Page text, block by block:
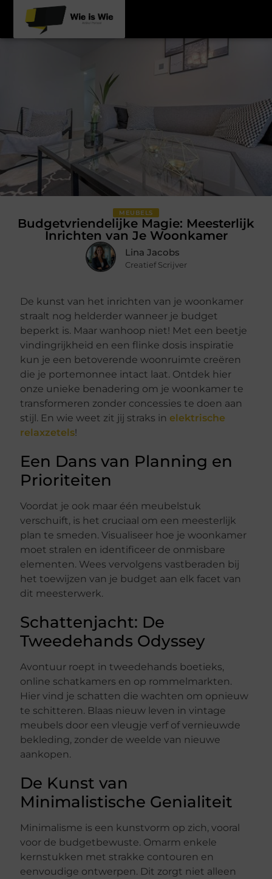
MEUBELS
Budgetvriendelijke Magie: Meesterlijk
Inrichten van Je Woonkamer
Lina Jacobs
Creatief Scrijver
De kunst van het inrichten van je woonkamer
straalt nog helderder wanneer je budget
beperkt is. Maar wanhoop niet! Met een beetje
vindingrijkheid en een flinke dosis inspiratie
kun je een betoverende woonruimte creëren
die je portemonnee intact laat. Ontdek hier
onze unieke benadering om je woonkamer te
transformeren zonder concessies te doen aan
stijl. En wie weet zit jij straks inelektrische
relaxzetels!
Een Dans van Planning en
Prioriteiten
Voordat je ook maar één meubelstuk
verschuift, is het cruciaal om een meesterlijk
plan te smeden. Visualiseer hoe je woonkamer
moet stralen en identificeer de onmisbare
elementen. Wees vervolgens vastberaden bij
het toewijzen van je budget aan elk facet van
dit meesterwerk.
Schattenjacht: De
Tweedehands Odyssey
Avontuur roept in tweedehands boetieks,
online schatkamers en op rommelmarkten.
Hier vind je schatten die wachten om opnieuw
te schitteren. Blaas nieuw leven in vintage
meubels door een vleugje verf of vernieuwde
bekleding, zonder de weelde van nieuwe
aankopen.
De Kunst van
Minimalistische Genialiteit
Minimalisme is een kunstvorm op zich, vooral
voor de budgetbewuste. Omarm enkele
kernstukken met strakke contouren en
eenvoudige ontwerpen. Dit zorgt niet alleen